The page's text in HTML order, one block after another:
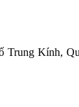
Kính,